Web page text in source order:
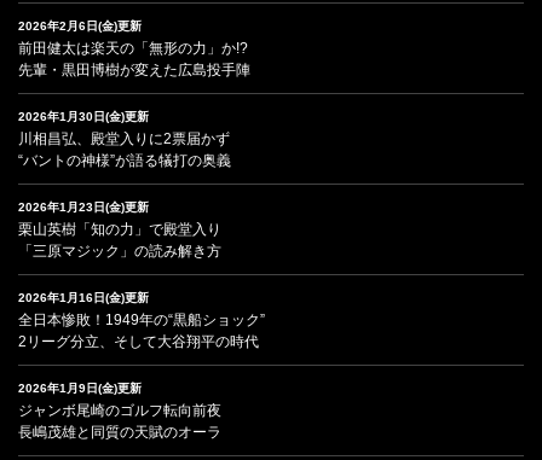
2026年2月6日(金)更新
前田健太は楽天の「無形の力」か!?
先輩・黒田博樹が変えた広島投手陣
2026年1月30日(金)更新
川相昌弘、殿堂入りに2票届かず
“バントの神様”が語る犠打の奥義
2026年1月23日(金)更新
栗山英樹「知の力」で殿堂入り
「三原マジック」の読み解き方
2026年1月16日(金)更新
全日本惨敗！1949年の“黒船ショック”
2リーグ分立、そして大谷翔平の時代
2026年1月9日(金)更新
ジャンボ尾崎のゴルフ転向前夜
長嶋茂雄と同質の天賦のオーラ